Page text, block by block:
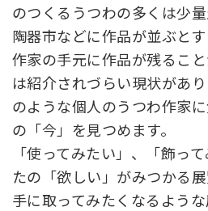
のつくるうつわの多くは少
陶器市などに作品が並ぶとす
作家の手元に作品が残るこ
は紹介されづらい現状があ
のような個人のうつわ作家
の「今」を見つめます。
「使ってみたい」、「飾っ
たの「欲しい」がみつかる
手に取ってみたくなるような